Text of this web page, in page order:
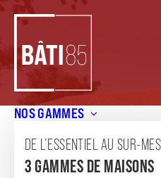
NOS GAMMES
DE L’ESSENTIEL AU SUR-
3 GAMMES DE MAISONS
Saint-Jean-de-Monts – Un
ANNONCE